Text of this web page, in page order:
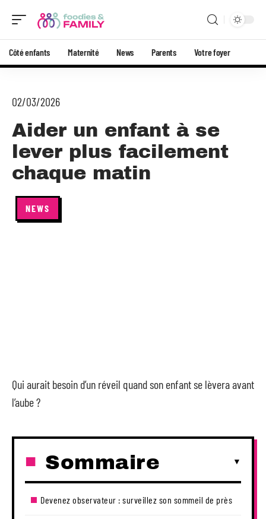
Côté enfants Maternité News Parents Votre foyer
02/03/2026
Aider un enfant à se
lever plus facilement
chaque matin
NEWS
Qui aurait besoin d’un réveil quand son enfant se lèvera avant
l’aube ?
Sommaire
Devenez observateur : surveillez son sommeil de près